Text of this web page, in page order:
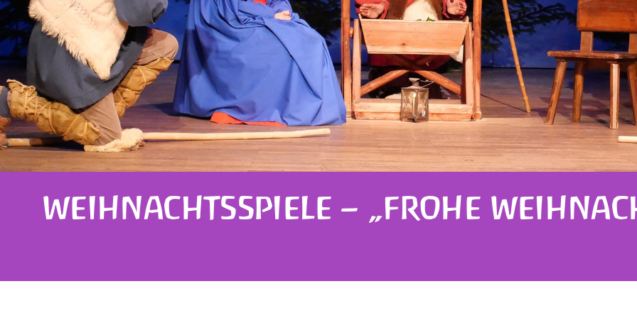
WEIHNACHTSSPIELE – „FROHE